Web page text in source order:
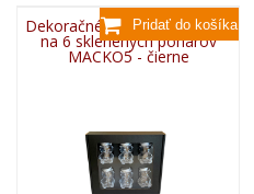
Dekoračné papierové balenie
na 6 sklenených pohárov
MACKO5 - čierne